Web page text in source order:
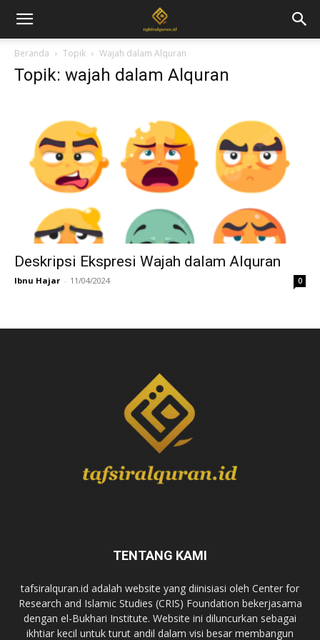
Beranda Topik Wajah dalam Alquran
Topik: wajah dalam Alquran
Deskripsi Ekspresi Wajah dalam Alquran
Ibnu Hajar - 11/04/2024 0
TENTANG KAMI
tafsiralquran.id adalah website yang diinisiasi oleh Center for
Research and Islamic Studies (CRIS) Foundation bekerjasama
dengan el-Bukhari Institute. Website ini diluncurkan sebagai
ikhtiar kecil untuk turut andil dalam visi besar membangun